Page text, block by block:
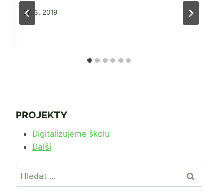
Od
admin
27. 3. 2019
PROJEKTY
Digitalizujeme školu
Další
Vyhledávání